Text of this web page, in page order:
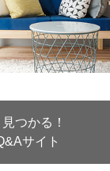
つかる！
サイト